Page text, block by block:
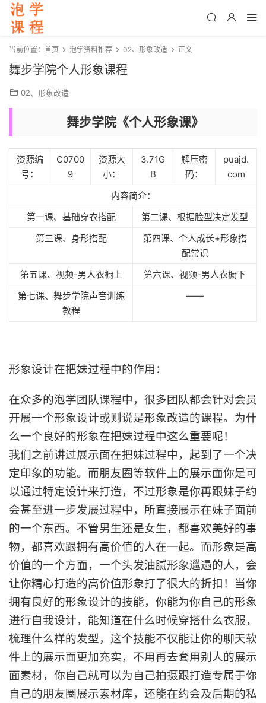
当前位置： 首页 泡学资料推荐 02、形象改造 正文
舞步学院个人形象课程
02、形象改造
舞步学院《个人形象课》
资源编
号：
C0700
9
资源大
小：
3.71G
B
解压密
码：
puajd.
com
内容简介：
第一课、基础穿衣搭配
第二课、根据脸型决定发型
第三课、身形搭配
第四课、个人成长+形象搭
配常识
第五课、视频-男人衣橱上
第六课、视频-男人衣橱下
第七课、舞步学院声音训练
教程
——
形象设计在把妹过程中的作用：
在众多的泡学团队课程中，很多团队都会针对会员
开展一个形象设计或则说是形象改造的课程。为什
么一个良好的形象在把妹过程中这么重要呢！
我们之前讲过展示面在把妹过程中，起到了一个决
定印象的功能。而朋友圈等软件上的展示面你是可
以通过特定设计来打造，不过形象是你再跟妹子约
会甚至进一步发展过程中，所直接展示在妹子面前
的一个东西。不管男生还是女生，都喜欢美好的事
物，都喜欢跟拥有高价值的人在一起。而形象是高
价值的一个方面，一个头发油腻形象邋遢的人，会
让你精心打造的高价值形象打了很大的折扣！当你
拥有良好的形象设计的技能，你能为你自己的形象
进行自我设计，能知道在什么时候穿搭什么衣服，
梳理什么样的发型，这个技能不仅能让你的聊天软
件上的展示面更加充实，不用再去套用别人的展示
面素材，你自己就可以为自己拍摄跟打造专属于你
自己的朋友圈展示素材库，还能在约会及后期的私